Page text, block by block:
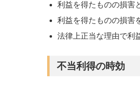
利益を得たものの損害
利益を得たものの損害
法律上正当な理由で利
不当利得の時効